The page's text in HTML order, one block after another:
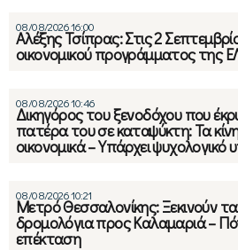
08/08/2026 16:00
Αλέξης Τσίπρας: Στις 2
οικονομικού προγράμματος της
08/08/2026 10:46
Δικηγόρος του ξενοδόχου που
πατέρα του σε καταψύκτη: Τα
οικονομικά – Υπάρχει
08/08/2026 10:21
Μετρό Θεσσαλονίκης: Ξεκινούν
δρομολόγια προς Καλαμαριά –
επέκταση